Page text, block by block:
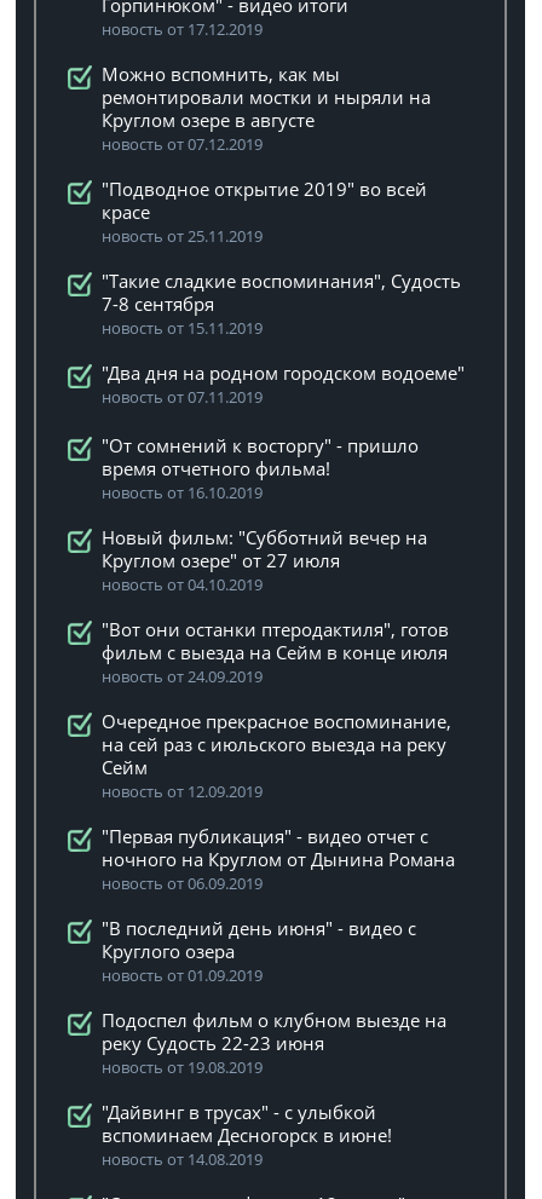
Горпинюком" - видео итоги
новость от 17.12.2019
Можно вспомнить, как мы
ремонтировали мостки и ныряли на
Круглом озере в августе
новость от 07.12.2019
"Подводное открытие 2019" во всей
красе
новость от 25.11.2019
"Такие сладкие воспоминания", Судость
7-8 сентября
новость от 15.11.2019
"Два дня на родном городском водоеме"
новость от 07.11.2019
"От сомнений к восторгу" - пришло
время отчетного фильма!
новость от 16.10.2019
Новый фильм: "Субботний вечер на
Круглом озере" от 27 июля
новость от 04.10.2019
"Вот они останки птеродактиля", готов
фильм с выезда на Сейм в конце июля
новость от 24.09.2019
Очередное прекрасное воспоминание,
на сей раз с июльского выезда на реку
Сейм
новость от 12.09.2019
"Первая публикация" - видео отчет с
ночного на Круглом от Дынина Романа
новость от 06.09.2019
"В последний день июня" - видео с
Круглого озера
новость от 01.09.2019
Подоспел фильм о клубном выезде на
реку Судость 22-23 июня
новость от 19.08.2019
"Дайвинг в трусах" - с улыбкой
вспоминаем Десногорск в июне!
новость от 14.08.2019